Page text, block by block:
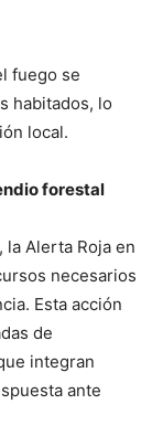
fuego se
habitados, lo
local.
forestal
Alerta Roja en
necesarios
Esta acción
de
integran
ante